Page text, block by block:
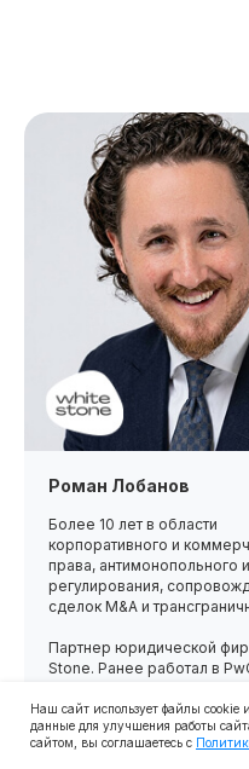
Роман Лобанов
Более 10 лет в области
корпоративного и
права, антимонопольного
регулирования,
сделок M&A и
Партнер юридической
Stone. Ранее работал в
Наш сайт использует файлы cookie
данные для улучшения работы
сайтом, вы соглашаетесь с